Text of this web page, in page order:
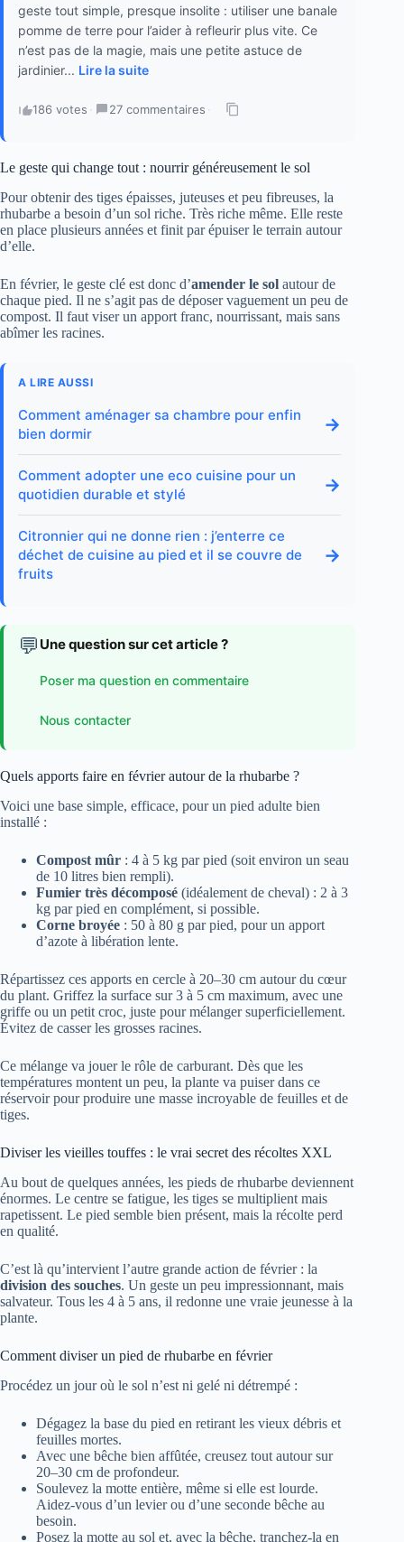
geste tout simple, presque insolite : utiliser une banale
pomme de terre pour l’aider à refleurir plus vite. Ce
n’est pas de la magie, mais une petite astuce de
jardinier... Lire la suite
186 votes · 27 commentaires ·
Le geste qui change tout : nourrir généreusement le sol
Pour obtenir des tiges épaisses, juteuses et peu fibreuses, la
rhubarbe a besoin d’un sol riche. Très riche même. Elle reste
en place plusieurs années et finit par épuiser le terrain autour
d’elle.
En février, le geste clé est donc d’amender le sol autour de
chaque pied. Il ne s’agit pas de déposer vaguement un peu de
compost. Il faut viser un apport franc, nourrissant, mais sans
abîmer les racines.
A LIRE AUSSI
Comment aménager sa chambre pour enfin
bien dormir
→
Comment adopter une eco cuisine pour un
quotidien durable et stylé
→
Citronnier qui ne donne rien : j’enterre ce
déchet de cuisine au pied et il se couvre de
fruits
→
💬 Une question sur cet article ?
Poser ma question en commentaire
Nous contacter
Quels apports faire en février autour de la rhubarbe ?
Voici une base simple, efficace, pour un pied adulte bien
installé :
Compost mûr : 4 à 5 kg par pied (soit environ un seau
de 10 litres bien rempli).
Fumier très décomposé (idéalement de cheval) : 2 à 3
kg par pied en complément, si possible.
Corne broyée : 50 à 80 g par pied, pour un apport
d’azote à libération lente.
Répartissez ces apports en cercle à 20–30 cm autour du cœur
du plant. Griffez la surface sur 3 à 5 cm maximum, avec une
griffe ou un petit croc, juste pour mélanger superficiellement.
Évitez de casser les grosses racines.
Ce mélange va jouer le rôle de carburant. Dès que les
températures montent un peu, la plante va puiser dans ce
réservoir pour produire une masse incroyable de feuilles et de
tiges.
Diviser les vieilles touffes : le vrai secret des récoltes XXL
Au bout de quelques années, les pieds de rhubarbe deviennent
énormes. Le centre se fatigue, les tiges se multiplient mais
rapetissent. Le pied semble bien présent, mais la récolte perd
en qualité.
C’est là qu’intervient l’autre grande action de février : la
division des souches. Un geste un peu impressionnant, mais
salvateur. Tous les 4 à 5 ans, il redonne une vraie jeunesse à la
plante.
Comment diviser un pied de rhubarbe en février
Procédez un jour où le sol n’est ni gelé ni détrempé :
Dégagez la base du pied en retirant les vieux débris et
feuilles mortes.
Avec une bêche bien affûtée, creusez tout autour sur
20–30 cm de profondeur.
Soulevez la motte entière, même si elle est lourde.
Aidez-vous d’un levier ou d’une seconde bêche au
besoin.
Posez la motte au sol et, avec la bêche, tranchez-la en